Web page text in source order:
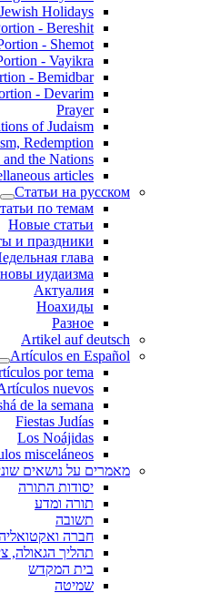
Jewish Holidays
- Bereshit
- Shemot
- Vayikra
- Bemidbar
- Devarim
Prayer
of Judaism
Redemption
and the Nations
articles
Статьи на русском
по темам
Новые статьи
и праздники
глава
иудаизма
Актуалия
Ноахиды
Разное
Artikel auf deutsch
Artículos en Español
por tema
nuevos
de la semana
Fiestas Judías
Los Noájidas
misceláneos
מאמרים על נושאים
יסודות התורה
תורה ומדע
תשובה
חברה
תהליך הגאולה,
בית המקדש
שמיטה